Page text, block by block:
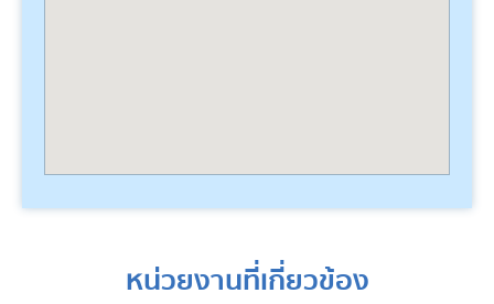
หน่วยงานที่เกี่ยวข้อง